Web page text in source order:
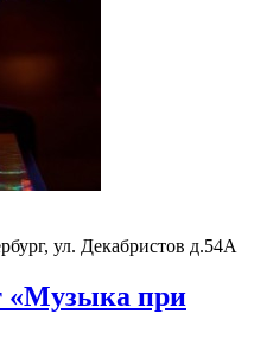
ул. Декабристов д.54А
«Музыка при